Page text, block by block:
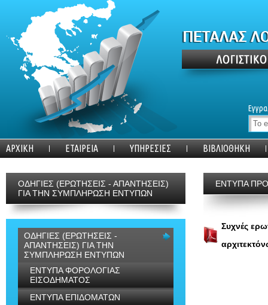
ΑΡΧΙΚΗ ΕΤΑΙΡΕΙΑ ΥΠΗΡΕΣΙΕΣ ΒΙΒΛΙΟΘΗΚΗ
ΟΔΗΓΙΕΣ (ΕΡΩΤΗΣΕΙΣ - ΑΠΑΝΤΗΣΕΙΣ)
ΓΙΑ ΤΗΝ ΣΥΜΠΛΗΡΩΣΗ ΕΝΤΥΠΩΝ
ΟΔΗΓΙΕΣ (ΕΡΩΤΗΣΕΙΣ -
ΑΠΑΝΤΗΣΕΙΣ) ΓΙΑ ΤΗΝ
ΣΥΜΠΛΗΡΩΣΗ ΕΝΤΥΠΩΝ
ΕΝΤΥΠΑ ΦΟΡΟΛΟΓΙΑΣ
ΕΙΣΟΔΗΜΑΤΟΣ
ΕΝΤΥΠΑ ΕΠΙΔΟΜΑΤΩΝ
ΕΝΤΥΠΑ
Συχνές